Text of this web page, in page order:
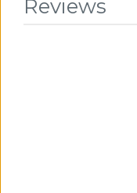
Reviews